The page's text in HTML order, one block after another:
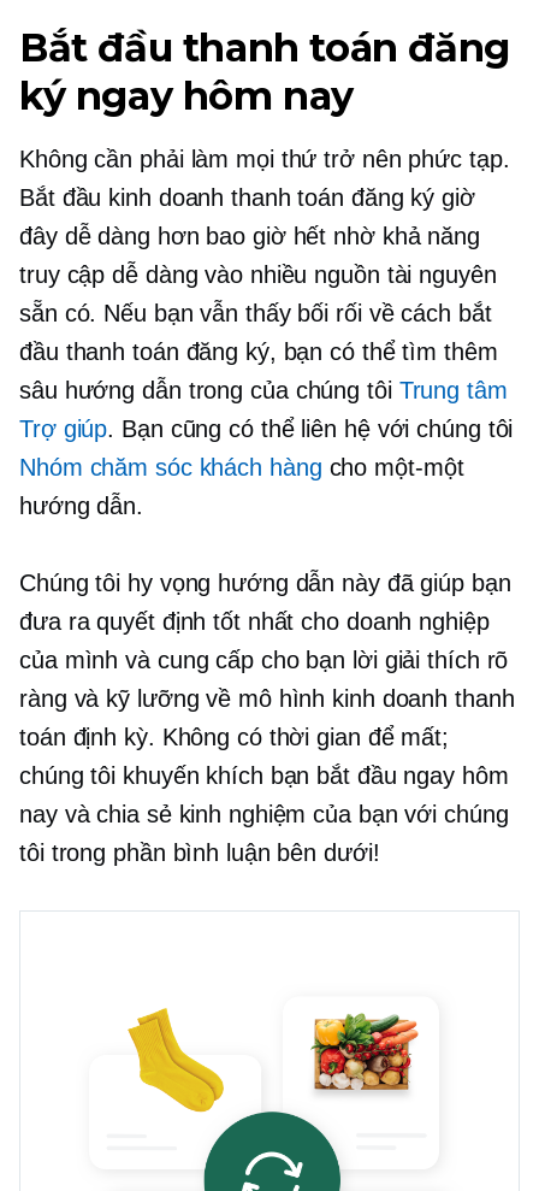
Bắt đầu thanh toán đăng
ký ngay hôm nay
Không cần phải làm mọi thứ trở nên phức tạp.
Bắt đầu kinh doanh thanh toán đăng ký giờ
đây dễ dàng hơn bao giờ hết nhờ khả năng
truy cập dễ dàng vào nhiều nguồn tài nguyên
sẵn có. Nếu bạn vẫn thấy bối rối về cách bắt
đầu thanh toán đăng ký, bạn có thể tìm thêm
sâu hướng dẫn trong của chúng tôi Trung tâm
Trợ giúp. Bạn cũng có thể liên hệ với chúng tôi
Nhóm chăm sóc khách hàng cho một-một
hướng dẫn.
Chúng tôi hy vọng hướng dẫn này đã giúp bạn
đưa ra quyết định tốt nhất cho doanh nghiệp
của mình và cung cấp cho bạn lời giải thích rõ
ràng và kỹ lưỡng về mô hình kinh doanh thanh
toán định kỳ. Không có thời gian để mất;
chúng tôi khuyến khích bạn bắt đầu ngay hôm
nay và chia sẻ kinh nghiệm của bạn với chúng
tôi trong phần bình luận bên dưới!